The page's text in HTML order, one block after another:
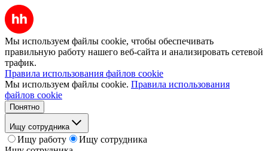
Мы используем файлы cookie, чтобы обеспечивать
правильную работу нашего веб-сайта и анализировать сетевой
трафик.
Правила использования файлов cookie
Мы используем файлы cookie. Правила использования
файлов cookie
Понятно
Ищу сотрудника
Ищу работу
Ищу сотрудника